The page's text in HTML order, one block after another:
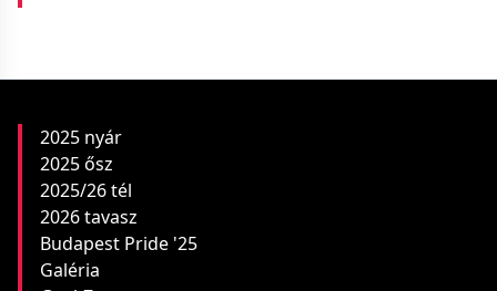
2025 nyár
2025 ősz
2025/26 tél
2026 tavasz
Budapest Pride '25
Galéria